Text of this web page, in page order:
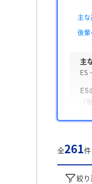
主
後
主
ES
ES
「
面
内
全261件
絞